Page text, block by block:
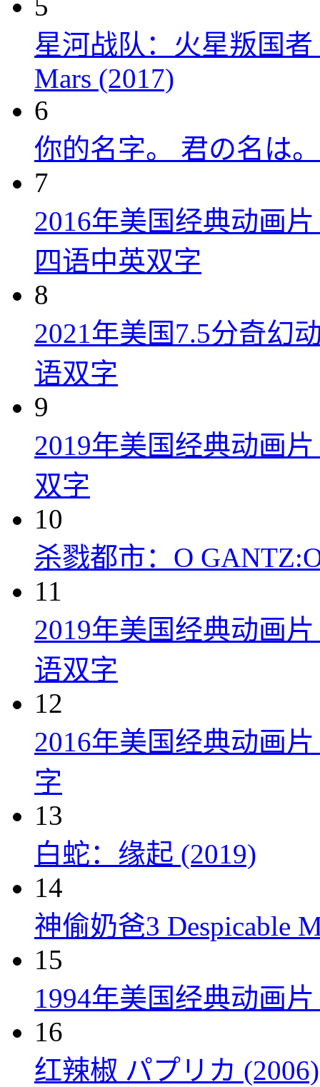
5
星河战队：火星叛国者
Mars (2017)
6
你的名字。 君の名は
7
2016年美国经典动画
四语中英双字
8
2021年美国7.5分奇幻
语双字
9
2019年美国经典动画
双字
10
杀戮都市：O
11
2019年美国经典动画
语双字
12
2016年美国经典动画
字
13
白蛇：缘起 (2019)
14
神偷奶爸3 Despicable
15
1994年美国经典动画
16
红辣椒 パプリカ (2006)